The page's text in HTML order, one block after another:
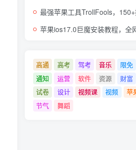
最强苹果工具TrollFools，150+插件注入，让你
苹果ios17.0巨魔安装教程，全网最全最细TrollStore巨魔商店方
高通 高考 驾考 音乐 限免
通知
运营 软件 资源 财富
试卷
设计 视频课 视频 苹
节气
舞蹈